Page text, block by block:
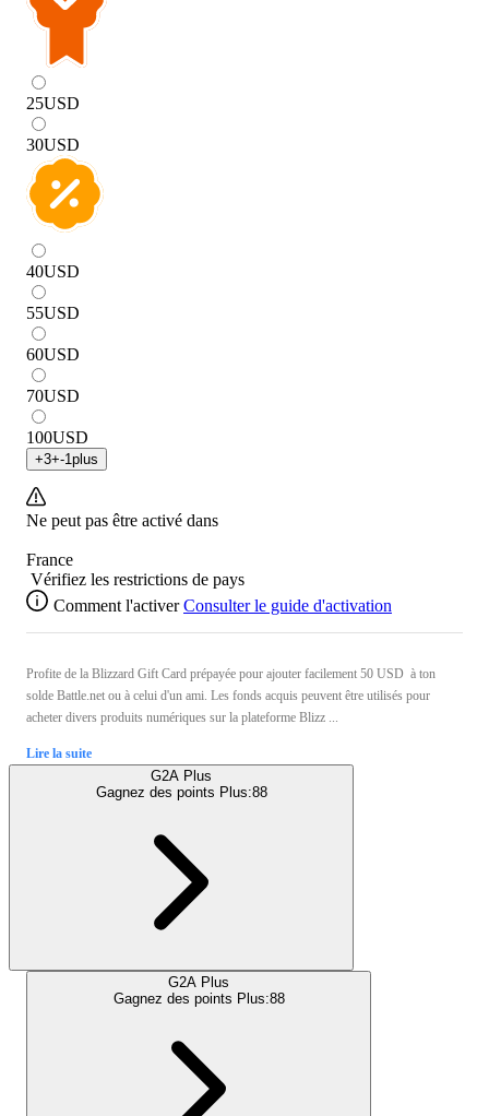
25USD
30USD
40USD
55USD
60USD
70USD
100USD
+3+-1plus
Ne peut pas être activé dans
France
Vérifiez les restrictions de pays
Comment l'activer Consulter le guide d'activation
Profite de la Blizzard Gift Card prépayée pour ajouter facilement 50 USD à ton
solde Battle.net ou à celui d'un ami. Les fonds acquis peuvent être utilisés pour
acheter divers produits numériques sur la plateforme Blizz ...
Lire la suite
G2A Plus
Gagnez des points Plus:88
G2A Plus
Gagnez des points Plus:88